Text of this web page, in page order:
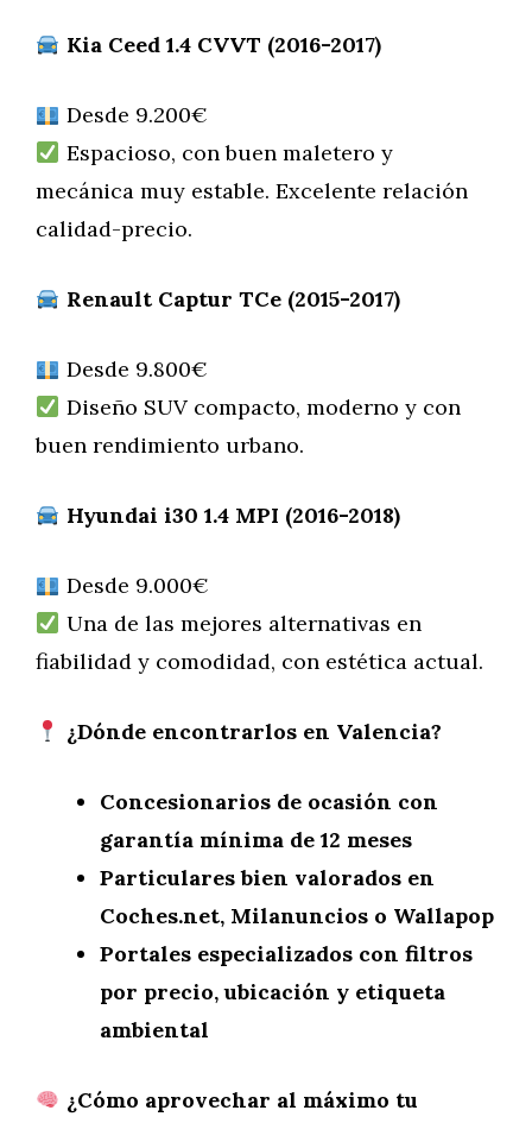
Kia Ceed 1.4 CVVT (2016-2017)
Desde 9.200€
Espacioso, con buen maletero y
mecánica muy estable. Excelente relación
calidad-precio.
Renault Captur TCe (2015-2017)
Desde 9.800€
Diseño SUV compacto, moderno y con
buen rendimiento urbano.
Hyundai i30 1.4 MPI (2016-2018)
Desde 9.000€
Una de las mejores alternativas en
fiabilidad y comodidad, con estética actual.
¿Dónde encontrarlos en Valencia?
Concesionarios de ocasión con
garantía mínima de 12 meses
Particulares bien valorados en
Coches.net, Milanuncios o Wallapop
Portales especializados con filtros
por precio, ubicación y etiqueta
ambiental
¿Cómo aprovechar al máximo tu